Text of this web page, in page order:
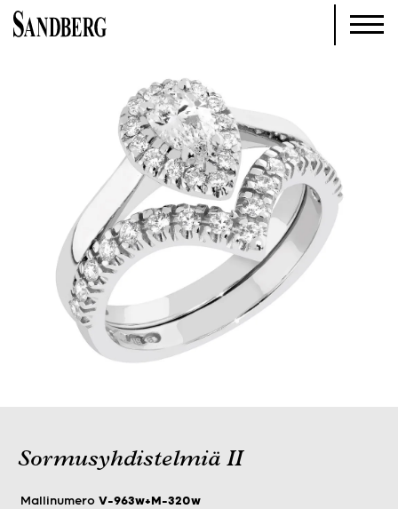
Sormusyhdistelmiä II
Mallinumero V-963w+M-320w